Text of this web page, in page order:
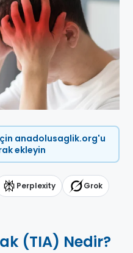
anadolusaglik.org'u
ekleyin
Perplexity Grok
(TIA) Nedir?